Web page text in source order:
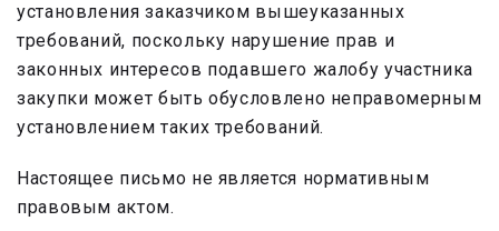
установления заказчиком вышеуказанных
требований, поскольку нарушение прав и
законных интересов подавшего жалобу участника
закупки может быть обусловлено неправомерным
установлением таких требований.
Настоящее письмо не является нормативным
правовым актом.